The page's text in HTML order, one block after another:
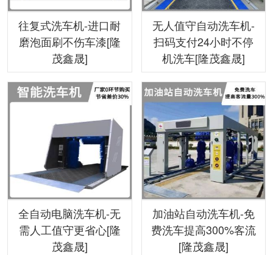
往复式洗车机-进口耐
磨泡面刷不伤车漆[隆
茂鑫晟]
无人值守自动洗车机-
扫码支付24小时不停
机洗车[隆茂鑫晟]
全自动电脑洗车机-无
需人工值守更省心[隆
茂鑫晟]
加油站自动洗车机-免
费洗车提高300%客流
[隆茂鑫晟]